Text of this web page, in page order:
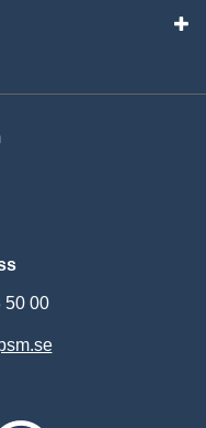
på Facebook
50 00